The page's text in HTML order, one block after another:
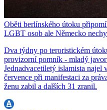
Oběti berlínského útoku
LGBT osob ale Německo
Dva týdny po teroristickém
provizorní pomník - mladý
Jednadvacetiletý islamista najel
července při manifestaci za
ženu zabil a dalších 31 zranil.